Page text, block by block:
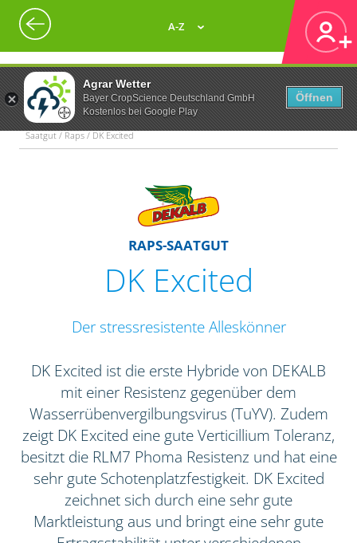
Agrar Wetter
Bayer CropScience Deutschland GmbH
Kostenlos bei Google Play
Öffnen
A-Z
Saatgut / Raps / DK Excited
RAPS-SAATGUT
DK Excited
Der stressresistente Alleskönner
DK Excited ist die erste Hybride von DEKALB
mit einer Resistenz gegenüber dem
Wasserrübenvergilbungsvirus (TuYV). Zudem
zeigt DK Excited eine gute Verticillium Toleranz,
besitzt die RLM7 Phoma Resistenz und hat eine
sehr gute Schotenplatzfestigkeit. DK Excited
zeichnet sich durch eine sehr gute
Marktleistung aus und bringt eine sehr gute